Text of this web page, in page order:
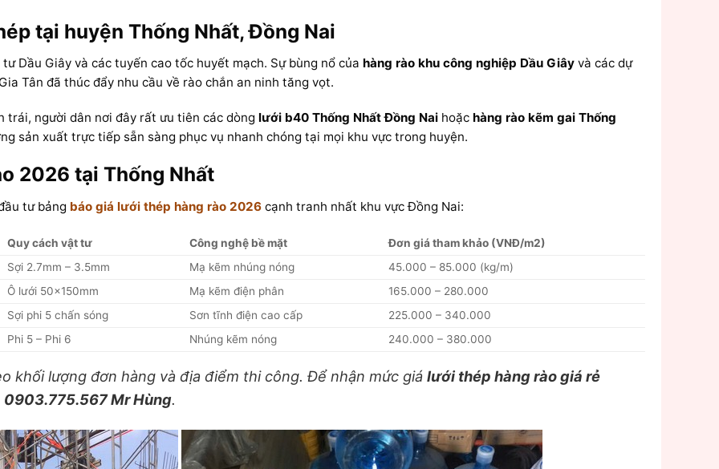
tại huyện Thống Nhất, Đồng Nai
Dầu Giây và các tuyến cao tốc huyết mạch. Sự bùng nổ của hàng rào khu công nghiệp Dầu Giây và các dự
Tân đã thúc đẩy nhu cầu về rào chắn an ninh tăng vọt.
trái, người dân nơi đây rất ưu tiên các dòng lưới b40 Thống Nhất Đồng Nai hoặc hàng rào kẽm gai Thống
sản xuất trực tiếp sẵn sàng phục vụ nhanh chóng tại mọi khu vực trong huyện.
2026 tại Thống Nhất
tư bảng báo giá lưới thép hàng rào 2026 cạnh tranh nhất khu vực Đồng Nai:
Quy cách vật tư Công nghệ bề mặt
Đơn giá tham khảo (VNĐ/m2)
Sợi 2.7mm – 3.5mm
Mạ kẽm nhúng nóng
45.000 – 85.000 (kg/m)
Ô lưới 50x150mm
Mạ kẽm điện phân
165.000 – 280.000
Sợi phi 5 chấn sóng
Sơn tĩnh điện cao cấp
225.000 – 340.000
Phi 5 – Phi 6
Nhúng kẽm nóng 240.000 – 380.000
khối lượng đơn hàng và địa điểm thi công. Để nhận mức giálưới thép hàng rào giá rẻ
0903.775.567 Mr Hùng.